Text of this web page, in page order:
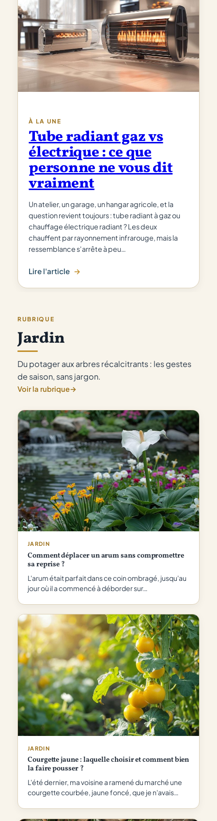
À LA UNE
Tube radiant gaz vs
électrique : ce que
personne ne vous dit
vraiment
Un atelier, un garage, un hangar agricole, et la
question revient toujours : tube radiant à gaz ou
chauffage électrique radiant ? Les deux
chauffent par rayonnement infrarouge, mais la
ressemblance s'arrête à peu…
Lire l'article
:
Tube
électrique
:
ce
que
personne
vous
dit
vraiment
RUBRIQUE
Jardin
Du potager aux arbres récalcitrants : les gestes
de saison, sans jargon.
Voir la rubrique→
JARDIN
Comment déplacer un arum sans compromettre
sa reprise ?
L'arum était parfait dans ce coin ombragé, jusqu'au
jour où il a commencé à déborder sur…
JARDIN
Courgette jaune : laquelle choisir et comment bien
la faire pousser ?
L'été dernier, ma voisine a ramené du marché une
courgette courbée, jaune foncé, que je n'avais…